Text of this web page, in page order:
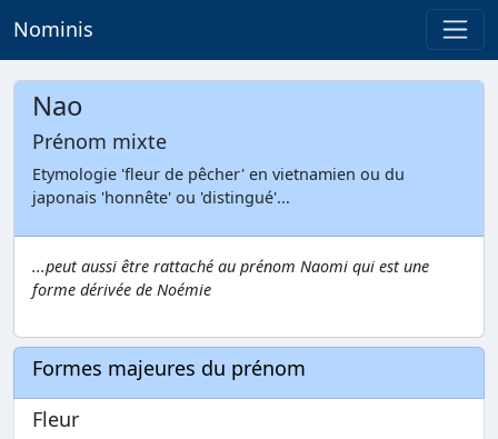
Nominis
Nao
Prénom mixte
Etymologie 'fleur de pêcher' en vietnamien ou du
japonais 'honnête' ou 'distingué'...
...peut aussi être rattaché au prénom Naomi qui est une
forme dérivée de Noémie
Formes majeures du prénom
Fleur